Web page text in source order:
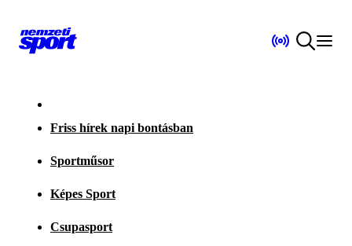
Friss hírek napi bontásban
Sportműsor
Képes Sport
Csupasport